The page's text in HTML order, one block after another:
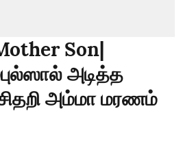
Son|
அடித்த
அம்மா மரணம்